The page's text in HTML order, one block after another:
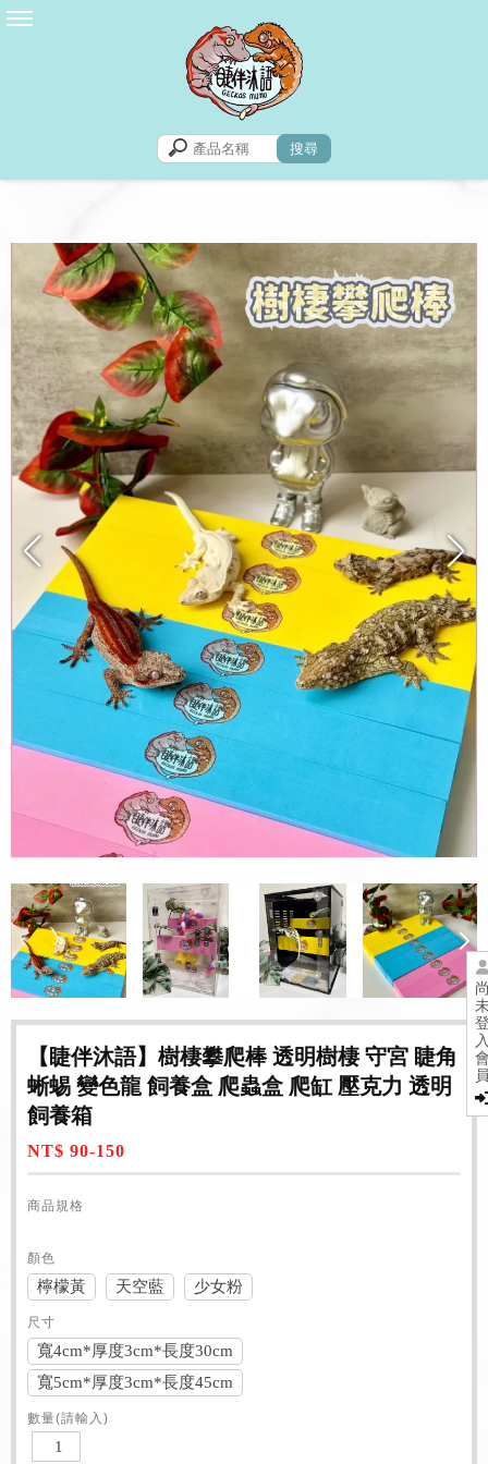
【睫伴沐語】樹棲攀爬棒 透明樹棲 守宮 睫角
蜥蜴 變色龍 飼養盒 爬蟲盒 爬缸 壓克力 透明
飼養箱
NT$ 90-150
商品規格
顏色
檸檬黃 天空藍 少女粉
尺寸
寬4cm*厚度3cm*長度30cm
寬5cm*厚度3cm*長度45cm
數量(請輸入)